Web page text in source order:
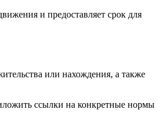
и предоставляет срок для
или нахождения, а также
ссылки на конкретные нормы